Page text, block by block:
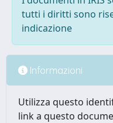
tutti i diritti sono
indicazione
Informazioni
Utilizza questo
link a questo